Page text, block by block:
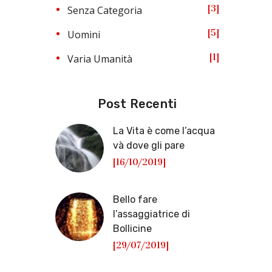
Senza Categoria 3
Uomini 5
Varia Umanità 1
Post Recenti
La Vita è come l’acqua
và dove gli pare
[16/10/2019]
Bello fare
l’assaggiatrice di
Bollicine
[29/07/2019]